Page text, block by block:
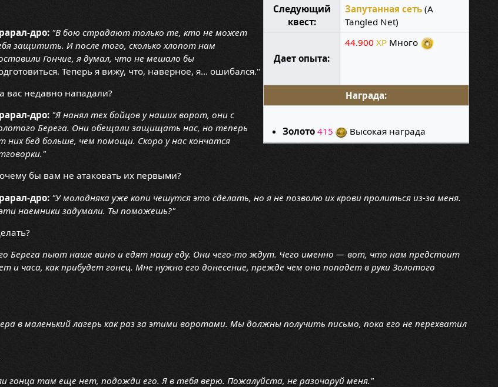
Следующий
квест:
Запутанная сеть (A
Tangled Net)
Дает опыта:
44.900 XP Много
Награда:
Золото 415 Высокая награда
дро: "В бою страдают только те, кто не может
защитить. И после того, сколько хлопот нам
Гончие, я думал, что не мешало бы
Теперь я вижу, что, наверное, я... ошибался."
вас недавно нападали?
дро: "Я нанял тех бойцов у наших ворот, они с
Берега. Они обещали защищать нас, но теперь
них бед больше, чем помощи. Скоро у нас кончатся
бы вам не атаковать их первыми?
дро: "У молодняка уже копи чешутся это сделать, но я не позволю их крови пролиться из-за меня.
наемники задумали. Ты поможешь?"
Берега пьют наше вино и едят нашу еду. Они чего-то ждут. Чего именно — вот, что нам предстоит
и часа, как прибудет гонец. Мне нужно его донесение, прежде чем оно попадет в руки Золотого
в маленький лагерь как раз за этими воротами. Мы должны получить письмо, пока его не перехватил
гонца там еще нет, подожди его. Я в тебя верю. Пожалуйста, не разочаруй меня."